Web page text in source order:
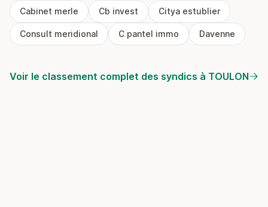
Cabinet merle Cb invest Citya estublier
Consult meridional C pantel immo Davenne
Voir le classement complet des syndics à TOULON